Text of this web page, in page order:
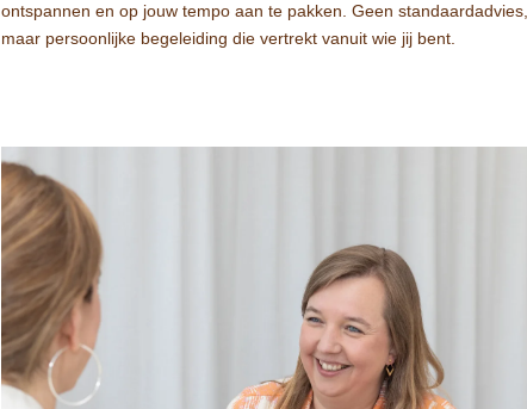
ontspannen en op jouw tempo aan te pakken. Geen standaardadvies,
maar persoonlijke begeleiding die vertrekt vanuit wie jij bent.